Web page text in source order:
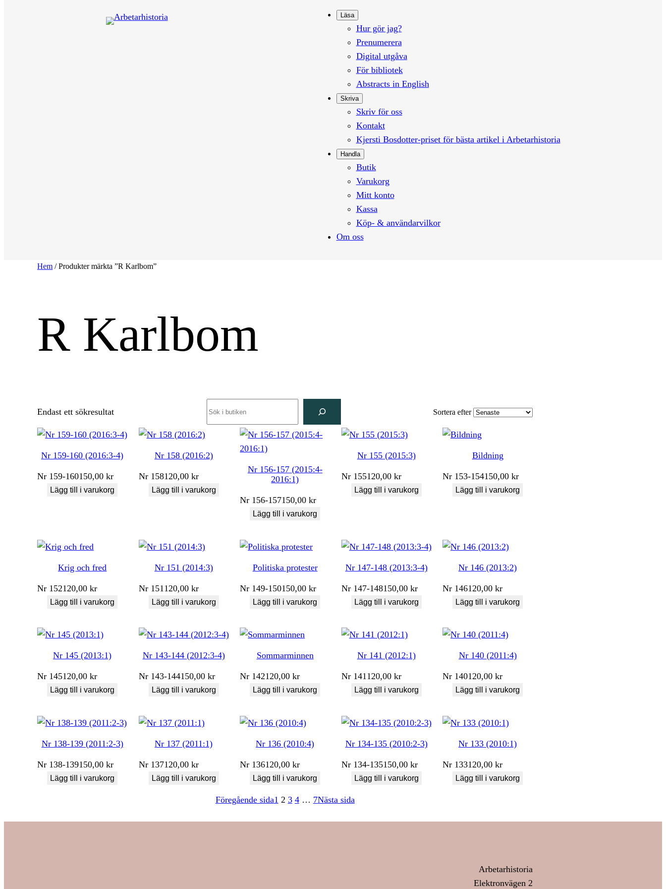
Läsa
Hur gör jag?
Prenumerera
Digital utgåva
För bibliotek
Abstracts in English
Skriva
Skriv för oss
Kontakt
Kjersti Bosdotter-priset för bästa artikel i Arbetarhistoria
Handla
Butik
Varukorg
Mitt konto
Kassa
Köp- & användarvilkor
Om oss
Hem / Produkter märkta ”R Karlbom”
R Karlbom
Endast ett sökresultat Sortera efter
Nr 159-160 (2016:3-4)
Nr 159-160150,00kr
Lägg till i varukorg
Nr 158 (2016:2)
Nr 158120,00 kr
Lägg till i varukorg
Nr 156-157 (2015:4-
2016:1)
Nr 156-157150,00kr
Lägg till i varukorg
Nr 155 (2015:3)
Nr 155120,00 kr
Lägg till i varukorg
Bildning
Nr 153-154150,00kr
Lägg till i varukorg
Krig och fred
Nr 152120,00kr
Lägg till i varukorg
Nr 151 (2014:3)
Nr 151 120,00 kr
Lägg till i varukorg
Politiska protester
Nr 149-150150,00kr
Lägg till i varukorg
Nr 147-148 (2013:3-4)
Nr 147-148150,00 kr
Lägg till i varukorg
Nr 146 (2013:2)
Nr 146120,00kr
Lägg till i varukorg
Nr 145 (2013:1)
Nr 145120,00kr
Lägg till i varukorg
Nr 143-144 (2012:3-4)
Nr 143-144150,00 kr
Lägg till i varukorg
Sommarminnen
Nr 142120,00kr
Lägg till i varukorg
Nr 141 (2012:1)
Nr 141120,00 kr
Lägg till i varukorg
Nr 140 (2011:4)
Nr 140120,00kr
Lägg till i varukorg
Nr 138-139 (2011:2-3)
Nr 138-139150,00kr
Lägg till i varukorg
Nr 137 (2011:1)
Nr 137120,00 kr
Lägg till i varukorg
Nr 136 (2010:4)
Nr 136120,00kr
Lägg till i varukorg
Nr 134-135 (2010:2-3)
Nr 134-135150,00 kr
Lägg till i varukorg
Nr 133 (2010:1)
Nr 133120,00kr
Lägg till i varukorg
Föregående sida1 2 3 4 … 7Nästa sida
Arbetarhistoria
Elektronvägen 2